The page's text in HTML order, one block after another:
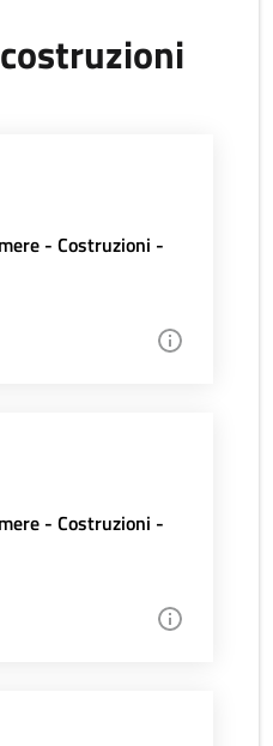
- Costruzioni -
- Costruzioni -